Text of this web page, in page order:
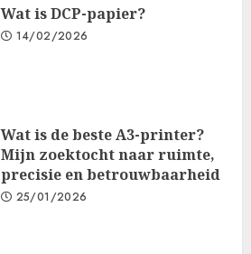
Wat is DCP-papier?
14/02/2026
Wat is de beste A3-printer?
Mijn zoektocht naar ruimte,
precisie en betrouwbaarheid
25/01/2026